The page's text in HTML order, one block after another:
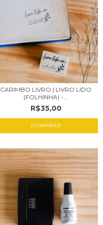
CARIMBO LIVRO | LIVRO LIDO
(FOLHINHA) -...
R$35,00